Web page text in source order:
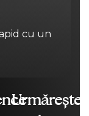
cu un
Urmărește-